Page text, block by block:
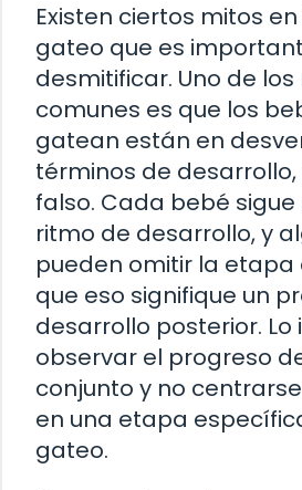
Existen ciertos mitos
gateo que es
desmitificar. Uno de los
comunes es que los
gatean están en
términos de desarrollo,
falso. Cada bebé sigue
ritmo de desarrollo, y
pueden omitir la etapa
que eso signifique un
desarrollo posterior.
observar el progreso
conjunto y no
en una etapa
gateo.